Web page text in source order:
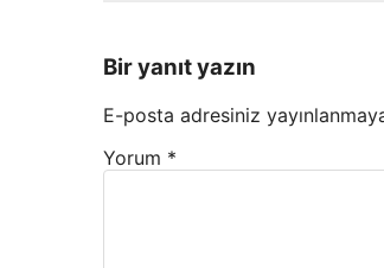
Bir yanıt yazın
E-posta adresiniz
Yorum *